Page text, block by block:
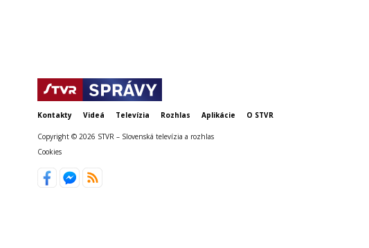
Kontakty Videá Televízia Rozhlas Aplikácie O STVR
Copyright © 2026 STVR – Slovenská televízia a rozhlas
Cookies